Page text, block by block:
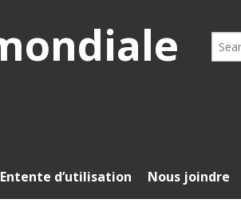
Search
for:
Entente d’utilisation Nous joindre